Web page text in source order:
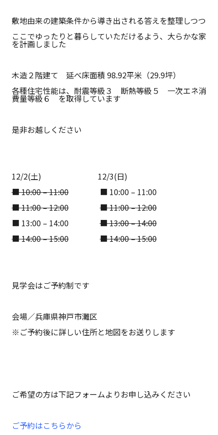
敷地由来の建築条件から導き出される答えを整理しつつ
ここでゆったりと暮らしていただけるよう、大らかな家
を計画しました
木造２階建て 延べ床面積 98.92平米（29.9坪）
各種住宅性能は、耐震等級３ 断熱等級５ 一次エネ消
費量等級６ を取得しています
是非お越しください
12/2(土) 12/3(日)
■ 10:00 – 11:00■ 10:00 – 11:00
■ 11:00 – 12:00
■ 11:00 – 12:00
■ 13:00 – 14:00■ 13:00 – 14:00
■ 14:00 – 15:00
■ 14:00 – 15:00
見学会はご予約制です
会場／兵庫県神戸市灘区
※ご予約後に詳しい住所と地図をお送りします
ご希望の方は下記フォームよりお申し込みください
ご予約はこちらから